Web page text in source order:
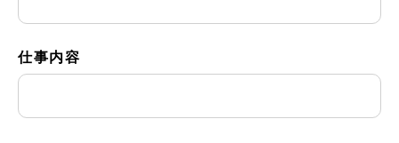
仕事内容